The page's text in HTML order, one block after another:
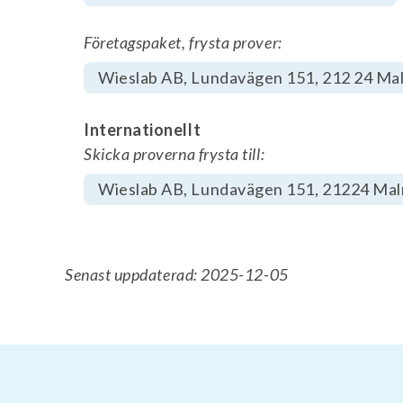
Företagspaket, frysta prover:
Wieslab AB, Lundavägen 151, 212 24
Internationellt
Skicka proverna frysta till:
Wieslab AB, Lundavägen 151, 21224
Senast uppdaterad: 2025-12-05